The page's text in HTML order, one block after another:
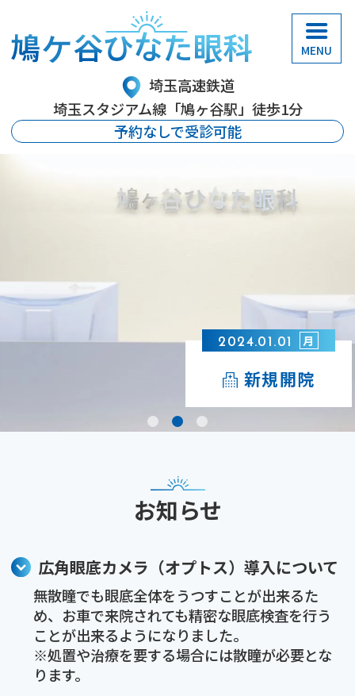
埼玉県川口市里の【鳩ケ谷ひなた
眼科】鳩ヶ谷駅徒歩1分｜日帰り
埼玉高速鉄道
埼玉スタジアム線「鳩ヶ谷駅」徒歩1分
予約なしで受診可能
みんなの心に寄り添った
明るい診療を
2024.01.01 月
新規開院
2024.01.01 月
新規開院
2024.01.01 月
新規開院
お知らせ
広角眼底カメラ（オプトス）導入について
無散瞳でも眼底全体をうつすことが出来るた
め、お車で来院されても精密な眼底検査を行う
ことが出来るようになりました。
※処置や治療を要する場合には散瞳が必要とな
ります。